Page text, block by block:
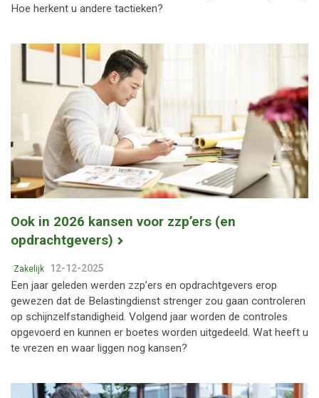
Hoe herkent u andere tactieken?
Ook in 2026 kansen voor zzp’ers (en
opdrachtgevers)
Zakelijk 12-12-2025
Een jaar geleden werden zzp’ers en opdrachtgevers erop
gewezen dat de Belastingdienst strenger zou gaan controleren
op schijnzelfstandigheid. Volgend jaar worden de controles
opgevoerd en kunnen er boetes worden uitgedeeld. Wat heeft u
te vrezen en waar liggen nog kansen?